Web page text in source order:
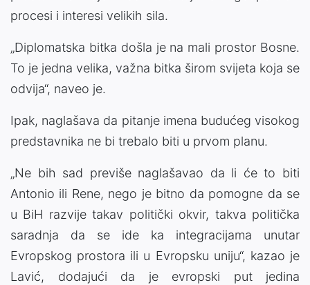
procesi i interesi velikih sila.
„Diplomatska bitka došla je na mali prostor Bosne.
To je jedna velika, važna bitka širom svijeta koja se
odvija“, naveo je.
Ipak, naglašava da pitanje imena budućeg visokog
predstavnika ne bi trebalo biti u prvom planu.
„Ne bih sad previše naglašavao da li će to biti
Antonio ili Rene, nego je bitno da pomogne da se
u BiH razvije takav politički okvir, takva politička
saradnja da se ide ka integracijama unutar
Evropskog prostora ili u Evropsku uniju“, kazao je
Lavić, dodajući da je evropski put jedina